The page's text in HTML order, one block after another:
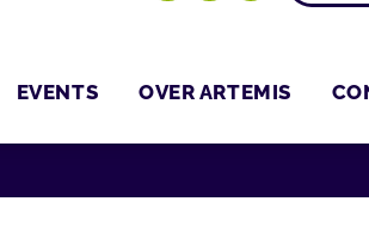
EVENTS OVER ARTEMIS